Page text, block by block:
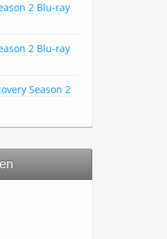
2 Blu-ray
2 Blu-ray
Season 2